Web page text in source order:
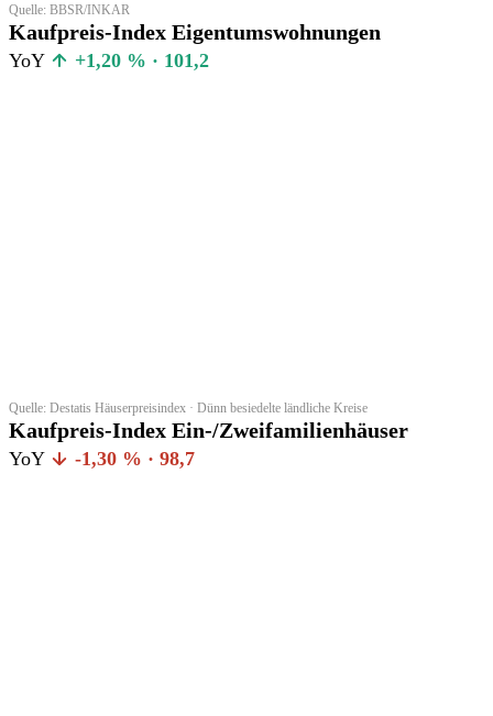
Quelle: BBSR/INKAR
Kaufpreis-Index Eigentumswohnungen
YoY +1,20 % · 101,2
Quelle: Destatis Häuserpreisindex · Dünn besiedelte ländliche Kreise
Kaufpreis-Index Ein-/Zweifamilienhäuser
YoY -1,30 % · 98,7